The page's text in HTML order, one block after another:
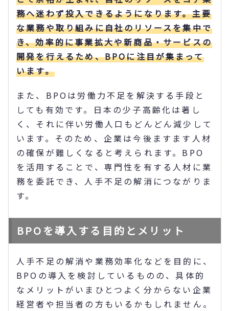
務へ迷わず投入できるようになります。主要
な業務や取り組みに自社のリソースを集中で
き、効率的に事業拡大や新商品・サービスの
開発を行えるため、BPOに注目が集まって
います。
また、BPOは労働力不足を解決する手段と
しても有効です。日本の少子高齢化は著し
く、それに伴い労働人口もどんどん減少して
います。そのため、企業は今後ますます人材
の確保が難しくなると考えられます。BPO
を活用することで、専門性を有する人材に業
務を委託でき、人手不足の解消につながりま
す。
BPOを導入する目的とメリット
人手不足の解消や業務効率化などを目的に、
BPOの導入を検討しているものの、具体的
なメリットがいまひとつよく分からない企業
経営者や担当者の方もいるかもしれません。